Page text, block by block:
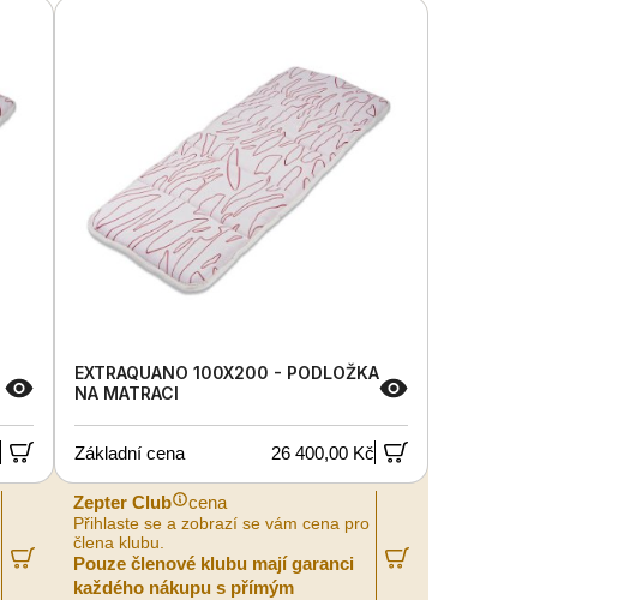
EXTRAQUANO 100X200 - PODLOŽKA
NA MATRACI
Základní cena 26 400,00 Kč
Zepter Club cena
Přihlaste se a zobrazí se vám cena pro
člena klubu.
Pouze členové klubu mají garanci
každého nákupu s přímým